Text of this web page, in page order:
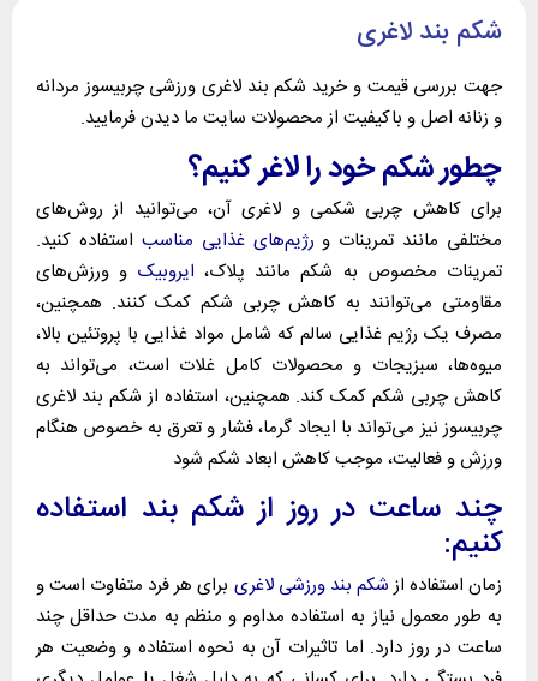
شکم بند لاغری
جهت بررسی قیمت و خرید شکم بند لاغری ورزشی چربیسوز مردانه
و زنانه اصل و باکیفیت از محصولات سایت ما دیدن فرمایید.
چطور شکم خود را لاغر کنیم؟
برای کاهش چربی شکمی و لاغری آن، می‌توانید از روش‌های
مختلفی مانند تمرینات و رژیم‌های غذایی مناسب استفاده کنید.
تمرینات مخصوص به شکم مانند پلاک، ایروبیک و ورزش‌های
مقاومتی می‌توانند به کاهش چربی شکم کمک کنند. همچنین،
مصرف یک رژیم غذایی سالم که شامل مواد غذایی با پروتئین بالا،
میوه‌ها، سبزیجات و محصولات کامل غلات است، می‌تواند به
کاهش چربی شکم کمک کند. همچنین، استفاده از شکم بند لاغری
چربیسوز نیز می‌تواند با ایجاد گرما، فشار و تعرق به خصوص هنگام
ورزش و فعالیت، موجب کاهش ابعاد شکم شود
چند ساعت در روز از شکم بند استفاده
کنیم:
زمان استفاده از شکم بند ورزشی لاغری برای هر فرد متفاوت است و
به طور معمول نیاز به استفاده مداوم و منظم به مدت حداقل چند
ساعت در روز دارد. اما تاثیرات آن به نحوه استفاده و وضعیت هر